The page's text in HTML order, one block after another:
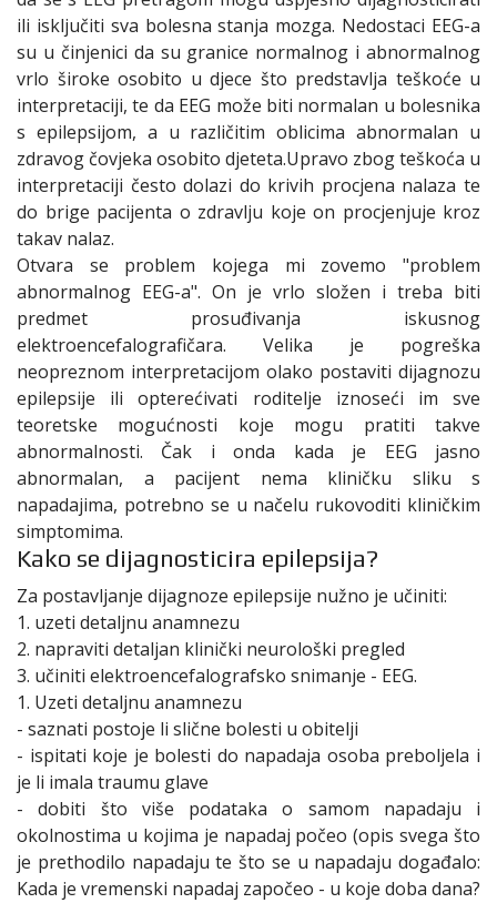
ili isključiti sva bolesna stanja mozga. Nedostaci EEG-a
su u činjenici da su granice normalnog i abnormalnog
vrlo široke osobito u djece što predstavlja teškoće u
interpretaciji, te da EEG može biti normalan u bolesnika
s epilepsijom, a u različitim oblicima abnormalan u
zdravog čovjeka osobito djeteta.Upravo zbog teškoća u
interpretaciji često dolazi do krivih procjena nalaza te
do brige pacijenta o zdravlju koje on procjenjuje kroz
takav nalaz.
Otvara se problem kojega mi zovemo "problem
abnormalnog EEG-a". On je vrlo složen i treba biti
predmet prosuđivanja iskusnog
elektroencefalografičara. Velika je pogreška
neopreznom interpretacijom olako postaviti dijagnozu
epilepsije ili opterećivati roditelje iznoseći im sve
teoretske mogućnosti koje mogu pratiti takve
abnormalnosti. Čak i onda kada je EEG jasno
abnormalan, a pacijent nema kliničku sliku s
napadajima, potrebno se u načelu rukovoditi kliničkim
simptomima.
Kako se dijagnosticira epilepsija?
Za postavljanje dijagnoze epilepsije nužno je učiniti:
1. uzeti detaljnu anamnezu
2. napraviti detaljan klinički neurološki pregled
3. učiniti elektroencefalografsko snimanje - EEG.
1. Uzeti detaljnu anamnezu
- saznati postoje li slične bolesti u obitelji
- ispitati koje je bolesti do napadaja osoba preboljela i
je li imala traumu glave
- dobiti što više podataka o samom napadaju i
okolnostima u kojima je napadaj počeo (opis svega što
je prethodilo napadaju te što se u napadaju događalo:
Kada je vremenski napadaj započeo - u koje doba dana?